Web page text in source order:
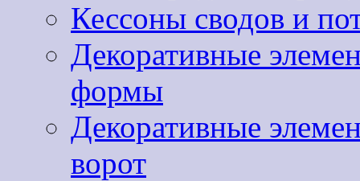
Кессоны сводов и
Декоративные
формы
Декоративные
ворот